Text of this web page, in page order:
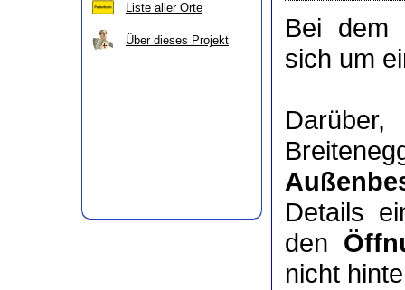
Liste aller Orte
Über dieses Projekt
Bei dem
sich um
Details
den
nicht